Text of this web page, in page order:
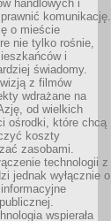
handlowych i
komunikację.
o mieście
nie tylko rośnie,
i
świadomy.
z filmów
wdrażane na
od wielkich
ośrodki, które chcą
koszty
zasobami.
technologii z
jednak wyłącznie o
wspierała